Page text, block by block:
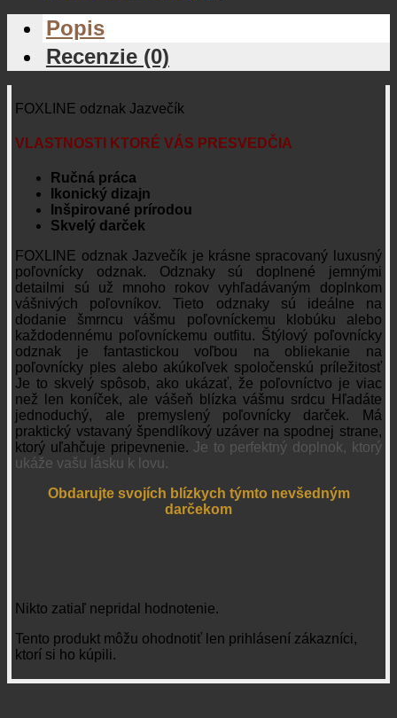
Popis
Recenzie (0)
FOXLINE odznak Jazvečík
VLASTNOSTI KTORÉ VÁS PRESVEDČIA
Ručná práca
Ikonický dizajn
Inšpirované prírodou
Skvelý darček
FOXLINE odznak Jazvečík je krásne spracovaný luxusný
poľovnícky odznak. Odznaky sú doplnené jemnými
detailmi sú už mnoho rokov vyhľadávaným doplnkom
vášnivých poľovníkov. Tieto odznaky sú ideálne na
dodanie šmrncu vášmu poľovníckemu klobúku alebo
každodennému poľovníckemu outfitu. Štýlový poľovnícky
odznak je fantastickou voľbou na obliekanie na
poľovnícky ples alebo akúkoľvek spoločenskú príležitosť
Je to skvelý spôsob, ako ukázať, že poľovníctvo je viac
než len koníček, ale vášeň blízka vášmu srdcu Hľadáte
jednoduchý, ale premyslený poľovnícky darček. Má
praktický vstavaný špendlíkový uzáver na spodnej strane,
ktorý uľahčuje pripevnenie. Je to perfektný doplnok, ktorý
ukáže vašu lásku k lovu.
Obdarujte svojích blízkych týmto nevšedným
darčekom
Nikto zatiaľ nepridal hodnotenie.
Tento produkt môžu ohodnotiť len prihlásení zákazníci,
ktorí si ho kúpili.